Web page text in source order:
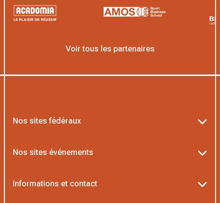
Voir tous les partenaires
Nos sites fédéraux
Nos sites événements
Informations et contact